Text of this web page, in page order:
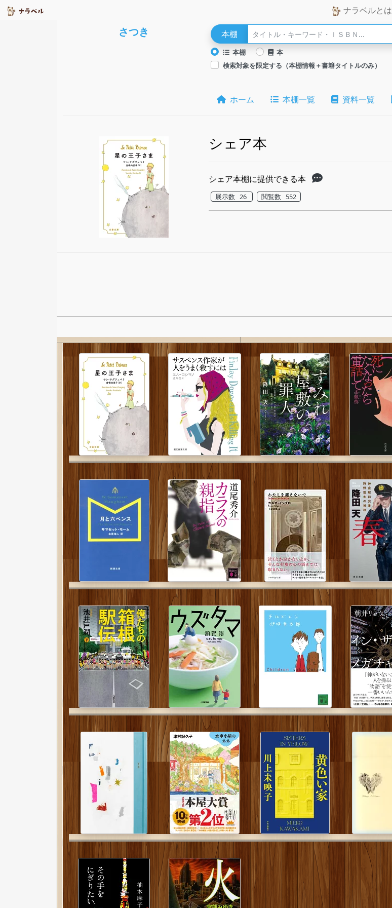
ナラベルとは
さつき 本棚
本棚
本
検索対象を限定する（本棚情報＋書籍タイトルのみ）
ホーム 本棚一覧 資料一覧
シェア本
シェア本棚に提供できる本
展示数 26 閲覧数 552